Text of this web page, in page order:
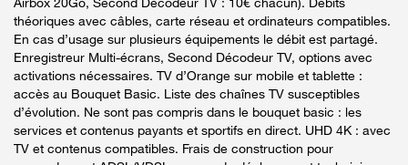
théoriques avec câbles, carte réseau et ordinateurs compatibles.
En cas d’usage sur plusieurs équipements le débit est partagé.
Enregistreur Multi-écrans, Second Décodeur TV, options avec
activations nécessaires. TV d’Orange sur mobile et tablette :
accès au Bouquet Basic. Liste des chaînes TV susceptibles
d’évolution. Ne sont pas compris dans le bouquet basic : les
services et contenus payants et sportifs en direct. UHD 4K : avec
TV et contenus compatibles. Frais de construction pour